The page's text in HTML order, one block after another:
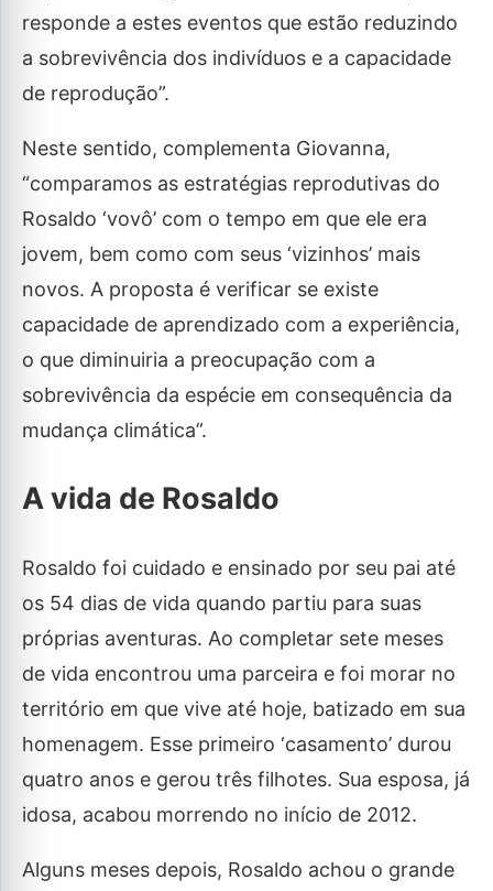
responde a estes eventos que estão reduzindo
a sobrevivência dos indivíduos e a capacidade
de reprodução”.
Neste sentido, complementa Giovanna,
“comparamos as estratégias reprodutivas do
Rosaldo ‘vovô’ com o tempo em que ele era
jovem, bem como com seus ‘vizinhos’ mais
novos. A proposta é verificar se existe
capacidade de aprendizado com a experiência,
o que diminuiria a preocupação com a
sobrevivência da espécie em consequência da
mudança climática”.
A vida de Rosaldo
Rosaldo foi cuidado e ensinado por seu pai até
os 54 dias de vida quando partiu para suas
próprias aventuras. Ao completar sete meses
de vida encontrou uma parceira e foi morar no
território em que vive até hoje, batizado em sua
homenagem. Esse primeiro ‘casamento’ durou
quatro anos e gerou três filhotes. Sua esposa, já
idosa, acabou morrendo no início de 2012.
Alguns meses depois, Rosaldo achou o grande